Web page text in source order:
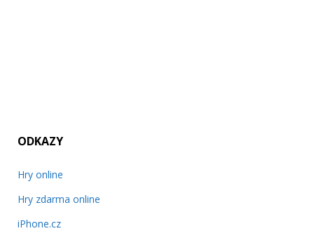
ODKAZY
Hry online
Hry zdarma online
iPhone.cz